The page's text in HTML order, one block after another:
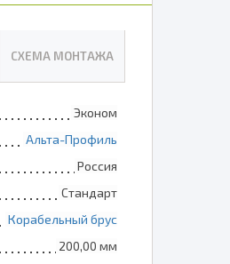
СХЕМА МОНТАЖА
Эконом
Альта-Профиль
Россия
Стандарт
Корабельный брус
200,00 мм